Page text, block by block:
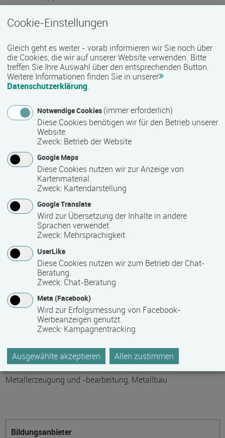
Termin
Termine auf Anfrage
Bemerkungen zum Termin
Mindest­teilnehmer­anzahl
1
Maximale Teilnehmerzahl
24
Teilnahmegebühr
0,00 €
Bitte kontaktieren Sie den Bildungsanbieter direkt, um
detaillierte Preisinformationen zu erhalten
Hinweis des Datenbankbetreibers: Bitte erfragen Sie beim
Anbieter eventuell auftretende Nebenkosten!
Themengebiet
Metallerzeugung und -bearbeitung, Metallbau
Bildungsanbieter
Cookie-Einstellungen
Gleich geht es weiter - vorab informieren wir Sie noch über
die Cookies, die wir auf unserer Website verwenden. Bitte
treffen Sie Ihre Auswahl über den entsprechenden Button.
Weitere Informationen finden Sie in unserer
Datenschutzerklärung.
Notwendige Cookies (immer erforderlich)
Diese Cookies benötigen wir für den Betrieb unserer
Website.
Zweck: Betrieb der Website
Google Maps
Diese Cookies nutzen wir zur Anzeige von
Kartenmaterial.
Zweck: Kartendarstellung
Google Translate
Wird zur Übersetzung der Inhalte in andere
Sprachen verwendet.
Zweck: Mehrsprachigkeit
UserLike
Diese Cookies nutzen wir zum Betrieb der Chat-
Beratung.
Zweck: Chat-Beratung
Meta (Facebook)
Wird zur Erfolgsmessung von Facebook-
Werbeanzeigen genutzt.
Zweck: Kampagnentracking
Ausgewählte akzeptieren Allen zustimmen